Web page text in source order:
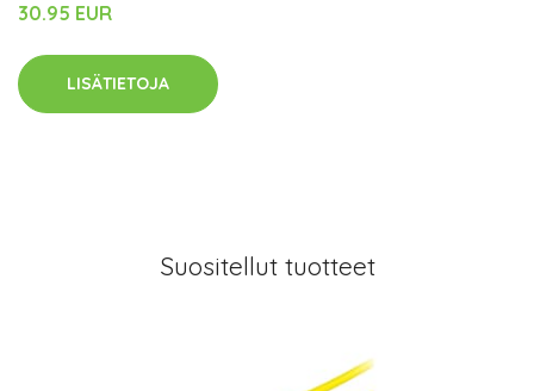
30.95 EUR
LISÄTIETOJA
Suositellut tuotteet